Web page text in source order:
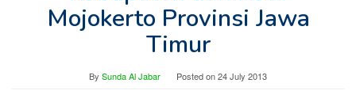
Mojokerto Provinsi Jawa
Timur
By Sunda Al Jabar Posted on24 July 2013